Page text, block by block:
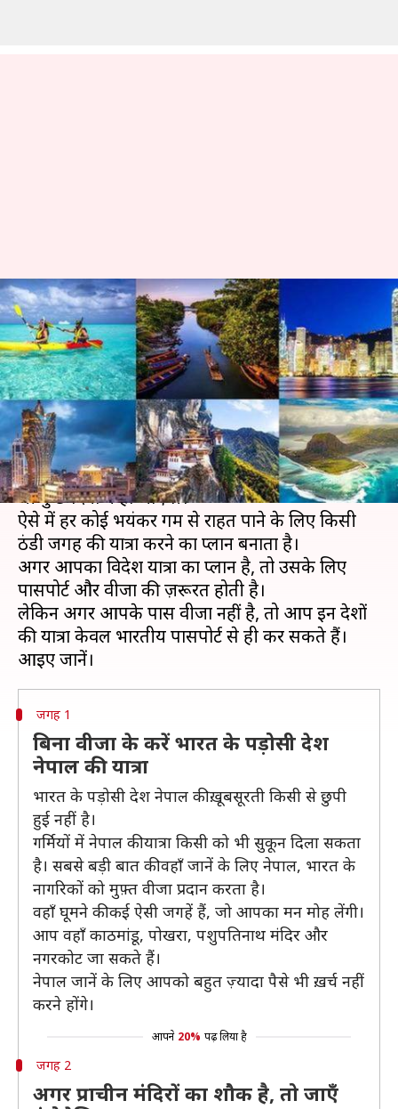
आपके पास वीजा नहीं है, तो केवल
भारतीय पासपोर्ट से करें इन पाँच देशों
की यात्रा
लेखन प्रदीप मौर्य Apr 05, 2019
क्या है खबर?
गर्मी की शुरुआत हो चुकी है और बच्चों के स्कूल की छुट्टियाँ
भी कुछ दिनों में हो जाएँगी।
ऐसे में हर कोई भयंकर गर्मी से राहत पाने के लिए किसी
ठंडी जगह की यात्रा करने का प्लान बनाता है।
अगर आपका विदेश यात्रा का प्लान है, तो उसके लिए
पासपोर्ट और वीजा की ज़रूरत होती है।
लेकिन अगर आपके पास वीजा नहीं है, तो आप इन देशों
की यात्रा केवल भारतीय पासपोर्ट से ही कर सकते हैं।
जगह 1
बिना वीजा के करें भारत के पड़ोसी देश
नेपाल की यात्रा
भारत के पड़ोसी देश नेपाल की ख़ूबसूरती किसी से छुपी
हुई नहीं है।
गर्मियों में नेपाल की यात्रा किसी को भी सुकून दिला सकता
है। सबसे बड़ी बात की वहाँ जानें के लिए नेपाल, भारत के
नागरिकों को मुफ़्त वीजा प्रदान करता है।
वहाँ घूमने की कई ऐसी जगहें हैं, जो आपका मन मोह लेंगी।
आप वहाँ काठमांडू, पोखरा, पशुपतिनाथ मंदिर और
नगरकोट जा सकते हैं।
नेपाल जानें के लिए आपको बहुत ज़्यादा पैसे भी ख़र्च नहीं
करने होंगे।
आपने 20% पढ़ लिया है
जगह 2
अगर प्राचीन मंदिरों का शौक है, तो जाएँ